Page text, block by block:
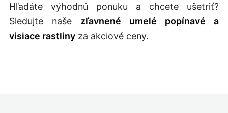
Hľadáte výhodnú ponuku a chcete ušetriť?
Sledujte naše zľavnené umelé popínavé a
visiace rastlinyza akciové ceny.